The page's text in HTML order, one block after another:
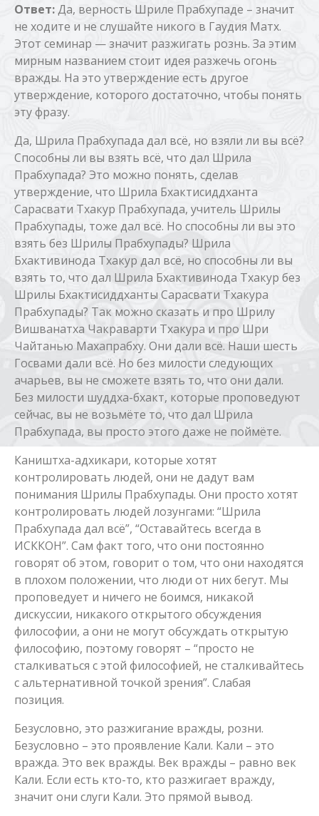
Ответ:Да, верность Шриле Прабхупаде – значит
не ходите и не слушайте никого в Гаудия Матх.
Этот семинар — значит разжигать рознь. За этим
мирным названием стоит идея разжечь огонь
вражды. На это утверждение есть другое
утверждение, которого достаточно, чтобы понять
эту фразу.
Да, Шрила Прабхупада дал всё, но взяли ли вы всё?
Способны ли вы взять всё, что дал Шрила
Прабхупада? Это можно понять, сделав
утверждение, что Шрила Бхактисиддханта
Сарасвати Тхакур Прабхупада, учитель Шрилы
Прабхупады, тоже дал всё. Но способны ли вы это
взять без Шрилы Прабхупады? Шрила
Бхактивинода Тхакур дал всё, но способны ли вы
взять то, что дал Шрила Бхактивинода Тхакур без
Шрилы Бхактисиддханты Сарасвати Тхакура
Прабхупады? Так можно сказать и про Шрилу
Вишванатха Чакраварти Тхакура и про Шри
Чайтанью Махапрабху. Они дали всё. Наши шесть
Госвами дали всё. Но без милости следующих
ачарьев, вы не сможете взять то, что они дали.
Без милости шуддха-бхакт, которые проповедуют
сейчас, вы не возьмёте то, что дал Шрила
Прабхупада, вы просто этого даже не поймёте.
Каништха-адхикари, которые хотят
контролировать людей, они не дадут вам
понимания Шрилы Прабхупады. Они просто хотят
контролировать людей лозунгами: “Шрила
Прабхупада дал всё”, “Оставайтесь всегда в
ИСККОН”. Сам факт того, что они постоянно
говорят об этом, говорит о том, что они находятся
в плохом положении, что люди от них бегут. Мы
проповедует и ничего не боимся, никакой
дискуссии, никакого открытого обсуждения
философии, а они не могут обсуждать открытую
философию, поэтому говорят – “просто не
сталкиваться с этой философией, не сталкивайтесь
с альтернативной точкой зрения”. Слабая
позиция.
Безусловно, это разжигание вражды, розни.
Безусловно – это проявление Кали. Кали – это
вражда. Это век вражды. Век вражды – равно век
Кали. Если есть кто-то, кто разжигает вражду,
значит они слуги Кали. Это прямой вывод.